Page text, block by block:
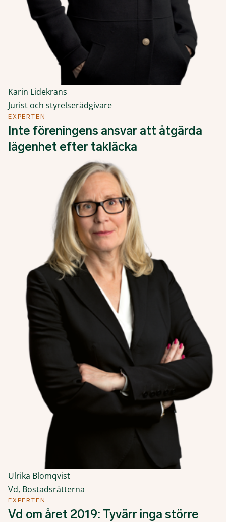
Karin Lidekrans
Jurist och styrelserådgivare
EXPERTEN
Inte föreningens ansvar att åtgärda
lägenhet efter takläcka
Ulrika Blomqvist
Vd, Bostadsrätterna
EXPERTEN
Vd om året 2019: Tyvärr inga större